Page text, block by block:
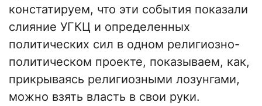
констатируем, что эти события показали
слияние УГКЦ и определенных
политических сил в одном религиозно-
политическом проекте, показываем, как,
прикрываясь религиозными лозунгами,
можно взять власть в свои руки.